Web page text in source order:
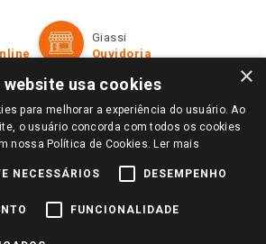
Giassi
Ouvidoria
×
website usa cookies
para melhorar a experiência do usuário. Ao
o usuário concorda com todos os cookies
nossa Política de Cookies. Ler mais
NECESSÁRIOS DESEMPENHO
FUNCIONALIDADE